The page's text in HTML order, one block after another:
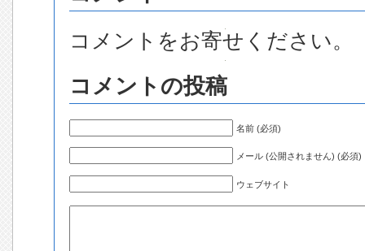
コメントをお寄せください。
コメントの投稿
名前 (必須)
メール (公開されません) (必須)
ウェブサイト